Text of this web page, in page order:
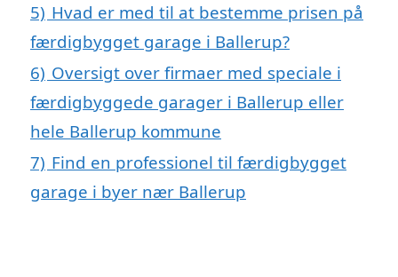
5) Hvad er med til at bestemme prisen på
færdigbygget garage i Ballerup?
6) Oversigt over firmaer med speciale i
færdigbyggede garager i Ballerup eller
hele Ballerup kommune
7) Find en professionel til færdigbygget
garage i byer nær Ballerup